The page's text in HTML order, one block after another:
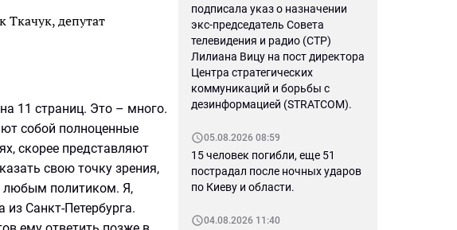
Ткачук, депутат
11 страниц. Это – много.
собой полноценные
скорее представляют
свою точку зрения,
любым политиком. Я,
Санкт-Петербурга.
подписала указ о назначении
экс-председатель Совета
телевидения и радио (СТР)
Лилиана Вицу на пост директора
Центра стратегических
коммуникаций и борьбы с
дезинформацией (STRATCOM).
05.08.2026 08:59
15 человек погибли, еще 51
пострадал после ночных ударов
по Киеву и области.
04.08.2026 11:40